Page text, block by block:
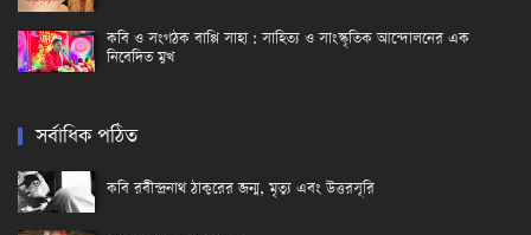
কবি ও সংগঠক বাপ্পি সাহা : সাহিত্য ও সাংস্কৃতিক আন্দোলনের এক
নিবেদিত মুখ
সর্বাধিক পঠিত
কবি রবীন্দ্রনাথ ঠাকুরের জন্ম, মৃত্যু এবং উত্তরসূরি